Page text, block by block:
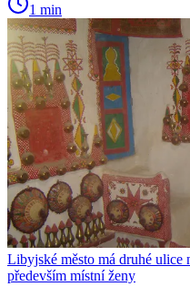
1 min
Libyjské město má druhé ulice
především místní ženy